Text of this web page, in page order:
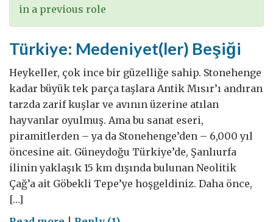
in a previous role
Türkiye: Medeniyet(ler) Beşiği
Heykeller, çok ince bir güzelliğe sahip. Stonehenge
kadar büyük tek parça taşlara Antik Mısır’ı andıran
tarzda zarif kuşlar ve avının üzerine atılan
hayvanlar oyulmuş. Ama bu sanat eseri,
piramitlerden – ya da Stonehenge’den – 6,000 yıl
öncesine ait. Güneydoğu Türkiye’de, Şanlıurfa
ilinin yaklaşık 15 km dışında bulunan Neolitik
Çağ’a ait Göbekli Tepe’ye hoşgeldiniz. Daha önce,
[…]